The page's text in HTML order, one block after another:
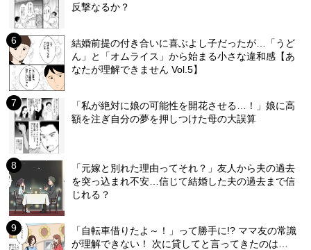
反撃なるか？
結婚前提の付き合いに喜ぶよし子だったが…「うど
ん」と「オムライス」から始まる小さな違和感【あ
なたが理解できません Vol.5】
「私が絶対に娘の可能性を開花させる…！」娘に高
額を注ぎ自分の夢を押しつけた母の大誤算
「元嫁と別れた理由ってそれ？」友人から夫の過去
を突っ込まれ不安…信じて結婚した夫の過去まで信
じれる？
「自転車借りたよ～！」って勝手に!? ママ友の常識
が理解できない！ 次に貸してと言ってきたのは…